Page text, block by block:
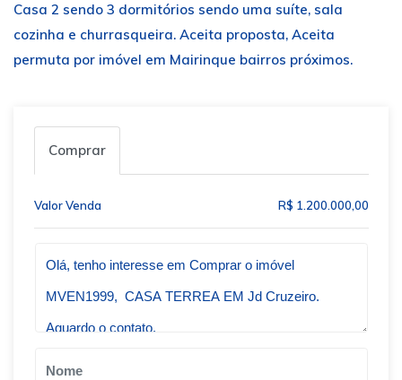
Casa 2 sendo 3 dormitórios sendo uma suíte, sala
cozinha e churrasqueira. Aceita proposta, Aceita
permuta por imóvel em Mairinque bairros próximos.
Comprar
Valor Venda R$ 1.200.000,00